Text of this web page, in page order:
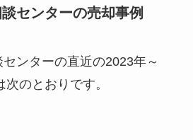
センターの売却事例
ンターの直近の2023年～
のとおりです。